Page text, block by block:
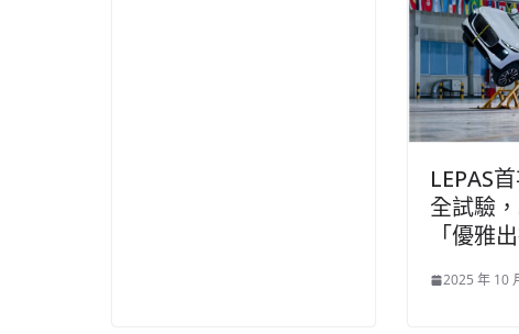
LEPAS
全試驗
「優雅出
2025 年 10